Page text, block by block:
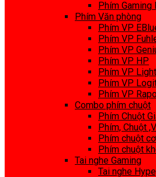
Phím Gaming
Phím Văn phòng
Phím VP
Phím VP
Phím VP
Phím VP HP
Phím VP
Phím VP
Phím VP
Combo phím chuột
Phím Chuột
Phím, Chuột
Phím chuột cơ
Phím chuột
Tai nghe Gaming
Tai nghe